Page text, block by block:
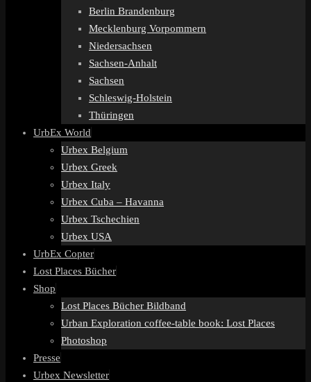
Berlin Brandenburg
Mecklenburg Vorpommern
Niedersachsen
Sachsen-Anhalt
Sachsen
Schleswig-Holstein
Thüringen
UrbEx World
Urbex Belgium
Urbex Greek
Urbex Italy
Urbex Cuba – Havanna
Urbex Tschechien
Urbex USA
UrbEx Copter
Lost Places Bücher
Shop
Lost Places Bücher Bildband
Urban Exploration coffee-table book: Lost Places
Photoshop
Presse
Urbex Newsletter